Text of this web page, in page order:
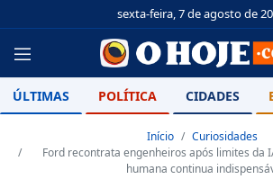
sexta-feira, 7 de agosto de
ÚLTIMAS POLÍTICA CIDADES
Início
Curiosidades
Ford recontrata engenheiros após limites da
humana continua